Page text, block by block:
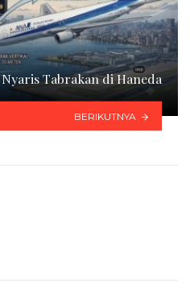
Nyaris Tabrakan di Haneda
BERIKUTNYA